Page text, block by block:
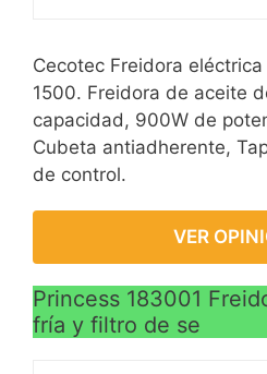
Cecotec Freidora
1500. Freidora de aceite
capacidad, 900W de
Cubeta antiadherente,
de control.
VER
Princess 183001
fría y filtro de se